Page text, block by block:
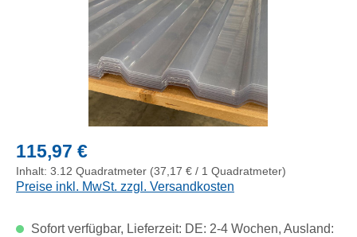
Regulärer Preis:
115,97 €
Inhalt: 3.12 Quadratmeter (37,17 € / 1 Quadratmeter)
Preise inkl. MwSt. zzgl. Versandkosten
Sofort verfügbar, Lieferzeit: DE: 2-4 Wochen, Ausland: